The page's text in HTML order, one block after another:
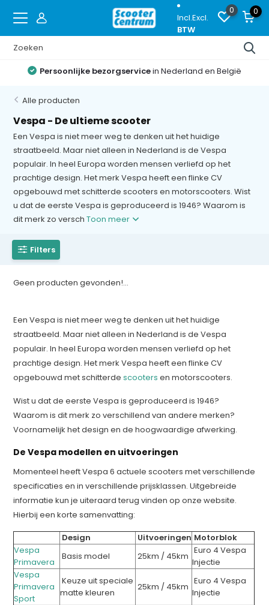
Incl.Excl.
BTW
0 0
Persoonlijke bezorgservicein Nederland en België
Alle producten
Vespa - De ultieme scooter
Een Vespa is niet meer weg te denken uit het huidige
straatbeeld. Maar niet alleen in Nederland is de Vespa
populair. In heel Europa worden mensen verliefd op het
prachtige design. Het merk Vespa heeft een flinke CV
opgebouwd met schitterde scooters en motorscooters. Wist
u dat de eerste Vespa is geproduceerd is 1946? Waarom is
dit merk zo verschToon meer
Filters
Geen producten gevonden!...
Een Vespa is niet meer weg te denken uit het huidige
straatbeeld. Maar niet alleen in Nederland is de Vespa
populair. In heel Europa worden mensen verliefd op het
prachtige design. Het merk Vespa heeft een flinke CV
opgebouwd met schitterdescooters en motorscooters.
Wist u dat de eerste Vespa is geproduceerd is 1946?
Waarom is dit merk zo verschillend van andere merken?
Voornamelijk het design en de hoogwaardige afwerking.
De Vespa modellen en uitvoeringen
Momenteel heeft Vespa 6 actuele scooters met verschillende
specificaties en in verschillende prijsklassen. Uitgebreide
informatie kun je uiteraard terug vinden op onze website.
Hierbij een korte samenvatting:
Design
Uitvoeringen Motorblok
Vespa
Primavera
Basis model 25km / 45km
Euro 4 Vespa
Injectie
Vespa
Primavera
Sport
Keuze uit speciale
matte kleuren
25km / 45km
Euro 4 Vespa
Injectie